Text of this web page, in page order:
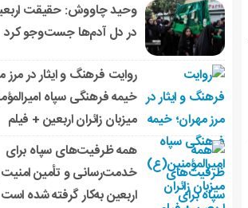
وحید چاووش: حقیقت
در دل آدم‌ها جست‌وجو کرد
روایت فرهنگ و ایثار در مرز
خیمه فرهنگی سپاه
میزبان زائران اربعین + فیلم
همه ظرفیت‌های سپاه برای
خدمت‌رسانی و تأمین امنیت
اربعین به‌کار گرفته شده است